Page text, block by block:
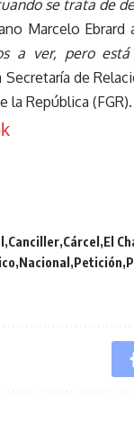
se trata de
Marcelo
a ver, pero
de
la República (FGR).
Canciller Cárcel El
Nacional Petición